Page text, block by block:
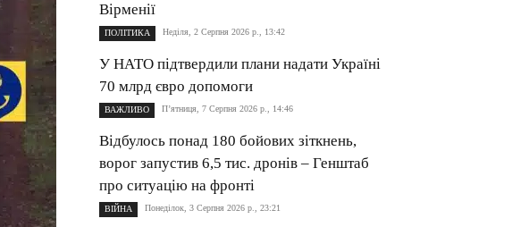
Вірменії
ПОЛІТИКА Неділя, 2 Серпня 2026 р., 13:42
У НАТО підтвердили плани надати Україні
70 млрд євро допомоги
ВАЖЛИВО П’ятниця, 7 Серпня 2026 р., 14:46
Відбулось понад 180 бойових зіткнень,
ворог запустив 6,5 тис. дронів – Генштаб
про ситуацію на фронті
ВІЙНА Понеділок, 3 Серпня 2026 р., 23:21